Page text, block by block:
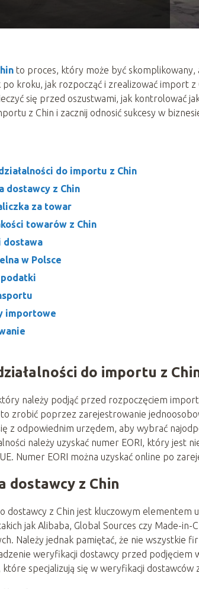
to proces, który może być
kroku, jak rozpocząć i zrealizować import z
się przed oszustwami, jak kontrolować
z Chin i zacznij odnosić sukcesy w
do importu z Chin
dostawcy z Chin
za towar
towarów z Chin
dostawa
w Polsce
podatki
importowe
do importu z
należy podjąć przed rozpoczęciem
zrobić poprzez zarejestrowanie
z odpowiednim urzędem, aby wybrać
należy uzyskać numer EORI, który jest
Numer EORI można uzyskać online po
dostawcy z Chin
dostawcy z Chin jest kluczowym elementem
jak Alibaba, Global Sources czy Made-in-
Należy jednak pamiętać, że nie wszystkie
weryfikacji dostawcy przed podjęciem
specjalizują się w weryfikacji dostawców